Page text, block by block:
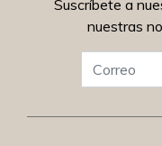
Suscríbete a
nuestras